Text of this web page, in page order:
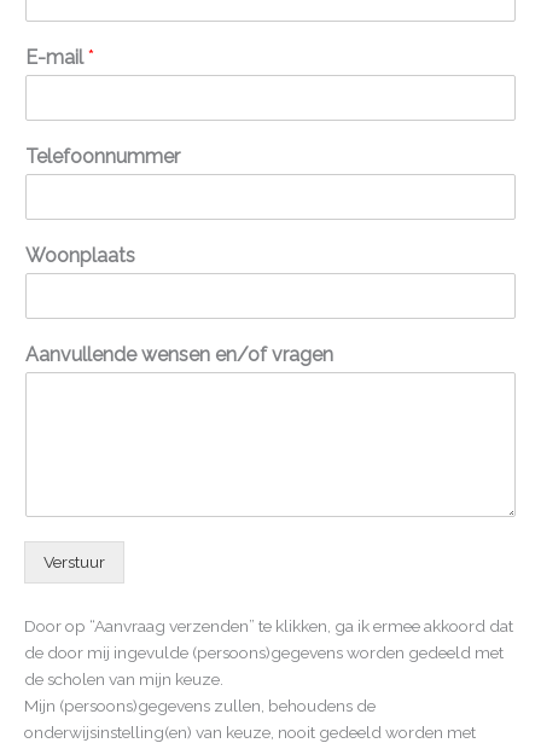
E-mail*
Telefoonnummer
Woonplaats
Aanvullende wensen en/of vragen
Verstuur
Door op “Aanvraag verzenden” te klikken, ga ik ermee akkoord dat
de door mij ingevulde (persoons)gegevens worden gedeeld met
de scholen van mijn keuze.
Mijn (persoons)gegevens zullen, behoudens de
onderwijsinstelling(en) van keuze, nooit gedeeld worden met